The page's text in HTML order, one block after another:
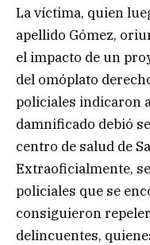
La víctima, quien
apellido Gómez,
el impacto de un
del omóplato
policiales indicaron
damnificado debió
centro de salud de
Extraoficialmente,
policiales que se
consiguieron
delincuentes,